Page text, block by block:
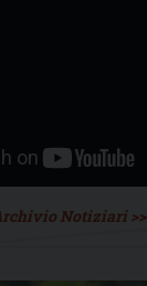
Notiziari >>